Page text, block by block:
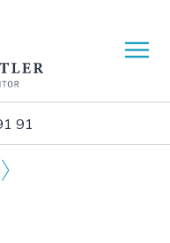
91